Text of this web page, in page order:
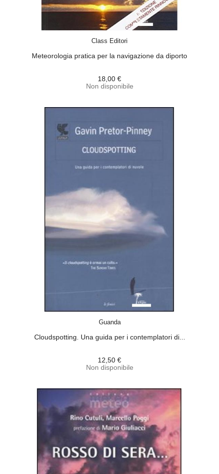
Class Editori
Meteorologia pratica per la navigazione da diporto
18,00 €
Non disponibile
Guanda
Cloudspotting. Una guida per i contemplatori di...
12,50 €
Non disponibile